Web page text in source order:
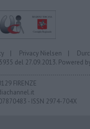
| Privacy Nielsen | Durc
del 27.09.2013. Powered
FIRENZE
- ISSN 2974-704X